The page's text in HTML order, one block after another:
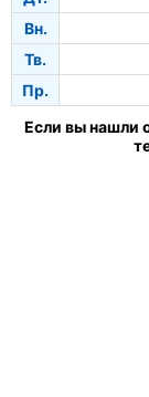
Вн.
Тв.
Пр.
Если вы нашли